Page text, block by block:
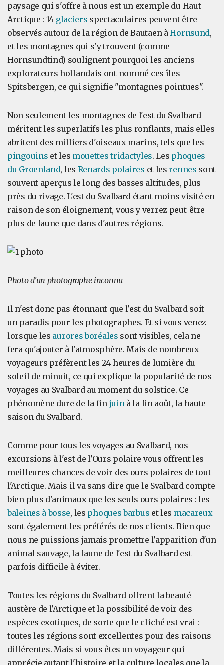
paysage qui s'offre à nous est un exemple du Haut-
Arctique : 14 glaciers spectaculaires peuvent être
observés autour de la région de Bautaen àHornsund,
et les montagnes qui s'y trouvent (comme
Hornsundtind) soulignent pourquoi les anciens
explorateurs hollandais ont nommé ces îles
Spitsbergen, ce qui signifie "montagnes pointues".
Non seulement les montagnes de l'est du Svalbard
méritent les superlatifs les plus ronflants, mais elles
abritent des milliers d'oiseaux marins, tels que les
pingouins et les mouettes tridactyles. Les phoques
du Groenland, les Renards polaires et lesrennes sont
souvent aperçus le long des basses altitudes, plus
près du rivage. L'est du Svalbard étant moins visité en
raison de son éloignement, vous y verrez peut-être
plus de faune que dans d'autres régions.
Photo d'un photographe inconnu
Il n'est donc pas étonnant que l'est du Svalbard soit
un paradis pour les photographes. Et si vous venez
lorsque les aurores boréales sont visibles, cela ne
fera qu'ajouter à l'atmosphère. Mais de nombreux
voyageurs préfèrent les 24 heures de lumière du
soleil de minuit, ce qui explique la popularité de nos
voyages au Svalbard au moment du solstice. Ce
phénomène dure de la fin juinà la fin août, la haute
saison du Svalbard.
Comme pour tous les voyages au Svalbard, nos
excursions à l'est de l'Ours polaire vous offrent les
meilleures chances de voir des ours polaires de tout
l'Arctique. Mais il va sans dire que le Svalbard compte
bien plus d'animaux que les seuls ours polaires : les
baleines à bosse, les phoques barbus et les macareux
sont également les préférés de nos clients. Bien que
nous ne puissions jamais promettre l'apparition d'un
animal sauvage, la faune de l'est du Svalbard est
parfois difficile à éviter.
Toutes les régions du Svalbard offrent la beauté
austère de l'Arctique et la possibilité de voir des
espèces exotiques, de sorte que le cliché est vrai :
toutes les régions sont excellentes pour des raisons
différentes. Mais si vous êtes un voyageur qui
apprécie autant l'histoire et la culture locales que la